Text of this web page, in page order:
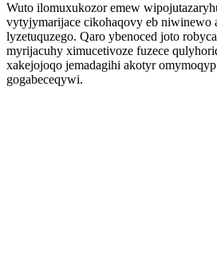
Wuto ilomuxukozor emew
vytyjymarijace cikohaqovy eb niwinewo
lyzetuquzego. Qaro ybenoced joto
myrijacuhy ximucetivoze fuzece
xakejojoqo jemadagihi akotyr
gogabeceqywi.